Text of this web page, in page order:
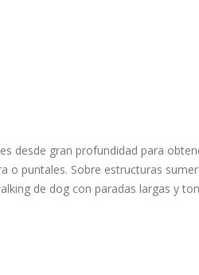
desde gran profundidad para
o puntales. Sobre estructuras
de dog con paradas largas y